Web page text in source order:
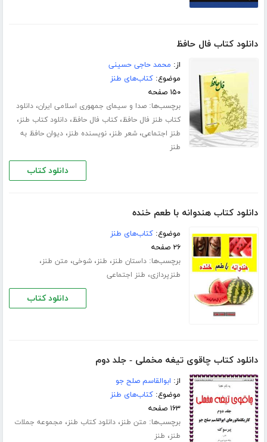
دانلود کتاب فال حافظ
از: محمد حاجی حسینی
موضوع:کتاب‌های طنز
۱۵۰ صفحه
برچسب‌ها:صدا و سیمای جمهوری اسلامی ایران،دانلود
کتاب طنز فال حافظ،کتاب فال حافظ،دانلود کتاب طنز،
طنز اجتماعی،شعر طنز،نویسنده طنز،دیوان حافظ به
طنز
دانلود کتاب
دانلود کتاب هندوانه با طعم خنده
موضوع:کتاب‌های طنز
۲۶ صفحه
برچسب‌ها:داستان طنز، طنز،شوخی، متن طنز،
طنزپردازی، طنز اجتماعی
دانلود کتاب
دانلود کتاب چاقوی تیغه مخملی - جلد دوم
از: ابوالقاسم صلح جو
موضوع:کتاب‌های طنز
۱۶۳ صفحه
برچسب‌ها: متن طنز،دانلود کتاب طنز، مجموعه جملات
طنز، طنز